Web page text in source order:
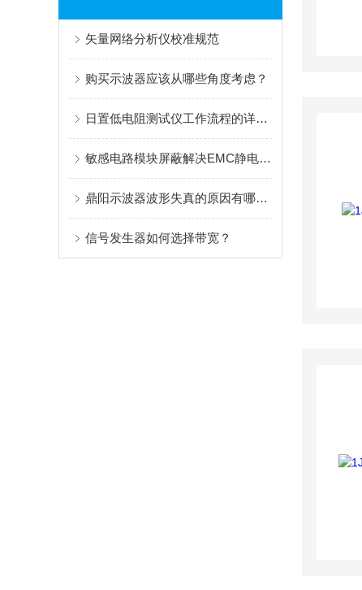
矢量网络分析仪校准规范
购买示波器应该从哪些角度考虑？
日置低电阻测试仪工作流程的详细描述
敏感电路模块屏蔽解决EMC静电测试的案例！
鼎阳示波器波形失真的原因有哪些？
信号发生器如何选择带宽？